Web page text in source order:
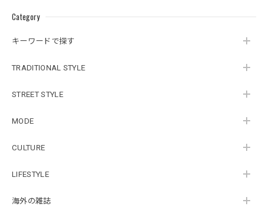
Category
キーワードで探す
TRADITIONAL STYLE
STREET STYLE
MODE
CULTURE
LIFESTYLE
海外の雑誌